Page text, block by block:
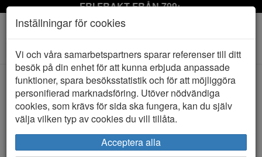
FRI FRAKT FRÅN 799:-
Toggle
navigation
HEM CC RESORTS
Inställningar för cookies
Vi och våra samarbetspartners sparar referenser till ditt
besök på din enhet för att kunna erbjuda anpassade
funktioner, spara besöksstatistik och för att möjliggöra
personifierad marknadsföring. Utöver nödvändiga
cookies, som krävs för sida ska fungera, kan du själv
välja vilken typ av cookies du vill tillåta.
Acceptera alla